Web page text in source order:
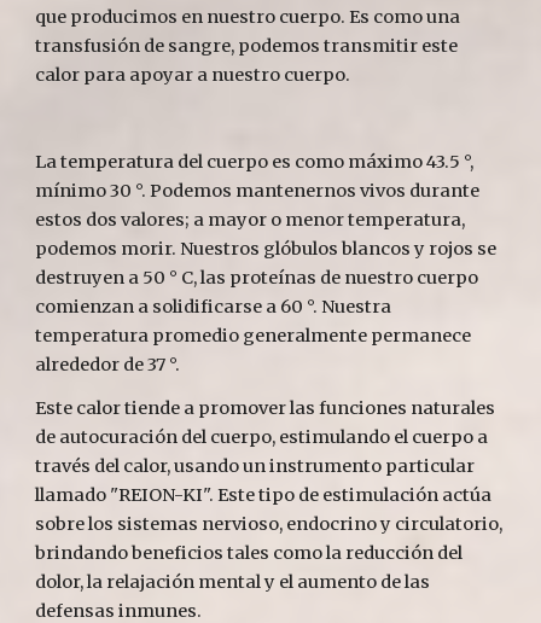
que producimos en nuestro cuerpo. Es como una
transfusión de sangre, podemos transmitir este
calor para apoyar a nuestro cuerpo.
La temperatura del cuerpo es como máximo 43.5 °,
mínimo 30 °. Podemos mantenernos vivos durante
estos dos valores; a mayor o menor temperatura,
podemos morir. Nuestros glóbulos blancos y rojos se
destruyen a 50 ° C, las proteínas de nuestro cuerpo
comienzan a solidificarse a 60 °. Nuestra
temperatura promedio generalmente permanece
alrededor de 37 °.
Este calor tiende a promover las funciones naturales
de autocuración del cuerpo, estimulando el cuerpo a
través del calor, usando un instrumento particular
llamado "REION-KI". Este tipo de estimulación actúa
sobre los sistemas nervioso, endocrino y circulatorio,
brindando beneficios tales como la reducción del
dolor, la relajación mental y el aumento de las
defensas inmunes.